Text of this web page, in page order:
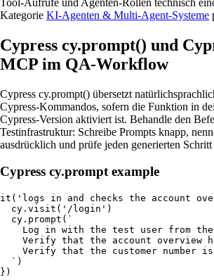
Tool-Aufrufe und Agenten-Rollen technisch
Kategorie KI-Agenten & Multi-Agent-Systeme
Cypress cy.prompt() und
MCP im QA-Workflow
Cypress cy.prompt() übersetzt
Cypress-Kommandos, sofern die Funktion in
Cypress-Version aktiviert ist. Behandle den
Testinfrastruktur: Schreibe Prompts knapp,
ausdrücklich und prüfe jeden generierten
Cypress cy.prompt example
it('logs in and checks the account
  cy.visit('/login')
  cy.prompt(`
Log in with the test user from
Verify that the account overview
Verify that the customer number is
  `)
})